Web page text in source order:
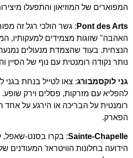
המפוארים של המוזיאון והתפעלו
Pont des Arts : גשר הולכי רגל זה
האהבה" שזוגות מצמידים למעקותיו,
הנצחית. בעוד שהצמדת מנעולים
נותר נקודה רומנטית עם נוף של הסיין
גני לוקסמבורג: צאו לטייל בנחת
להפליא עם מזרקות, פסלים וירק
רומנטית על הבריכה או הירגע על
הפארק.
Sainte-Chapelle: בקרו בסנט-
הידועה בחלונות הוויטראז'